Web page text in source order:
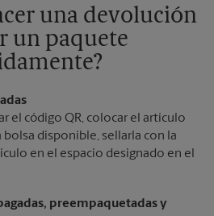
una devolución
un paquete
el código QR, colocar el artículo
bolsa disponible, sellarla con la
en el espacio designado en el
preempaquetadas y